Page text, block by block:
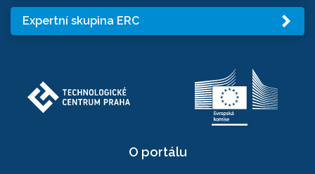
Expertní skupina ERC
O portálu